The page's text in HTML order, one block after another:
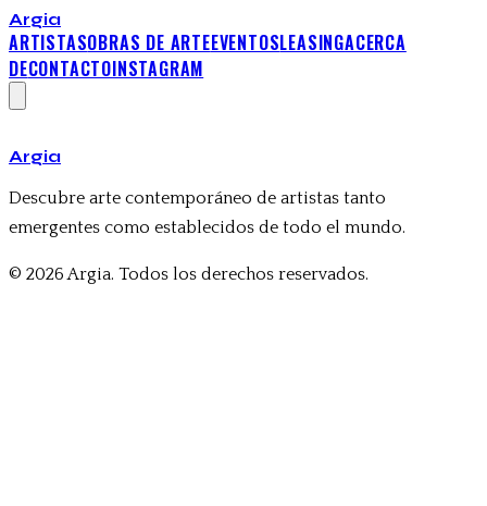
Argia
ARTISTASOBRAS DE ARTEEVENTOSLEASINGACERCA
DECONTACTOINSTAGRAM
Argia
Descubre arte contemporáneo de artistas tanto
emergentes como establecidos de todo el mundo.
© 2026 Argia. Todos los derechos reservados.